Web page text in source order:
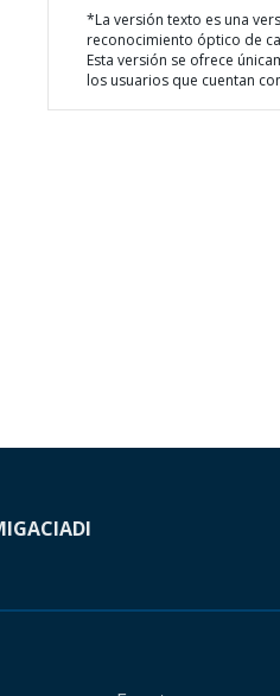
*La versión texto es una
reconocimiento óptico de
Esta versión se ofrece
los usuarios que cuentan
CIADI